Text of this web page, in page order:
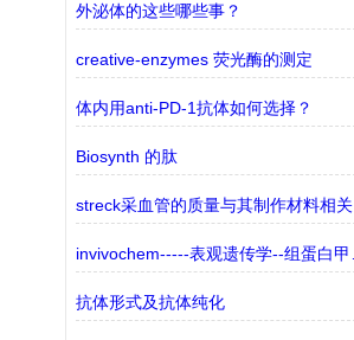
外泌体的这些哪些事？
creative-enzymes 荧光酶的测定
体内用anti-PD-1抗体如何选择？
Biosynth 的肽
streck采血管的质量与其制作材料相关
抗体形式及抗体纯化